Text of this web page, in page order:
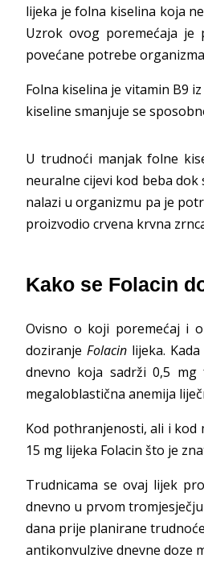
lijeka je folna kiselina koja
Uzrok ovog poremećaja je
povećane potrebe
Folna kiselina je vitamin B9
kiseline smanjuje se
U trudnoći manjak folne
neuralne cijevi kod beba
nalazi u organizmu pa je
proizvodio crvena krvna
Kako se Folacin
Ovisno o koji poremećaj i
doziranjeFolacin lijeka.
dnevno koja sadrži 0,5
megaloblastična anemija
Kod pothranjenosti, ali i kod
15 mg lijeka Folacin što je
Trudnicama se ovaj lijek
dnevno u prvom
dana prije planirane
antikonvulzive dnevne doze